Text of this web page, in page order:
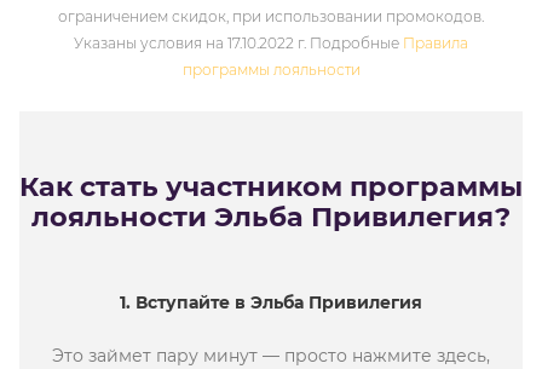
ограничением скидок, при использовании промокодов.
Указаны условия на 17.10.2022 г. Подробные Правила
программы лояльности
Как стать участником программы
лояльности Эльба Привилегия?
1. Вступайте в Эльба Привилегия
Это займет пару минут — просто нажмите здесь,